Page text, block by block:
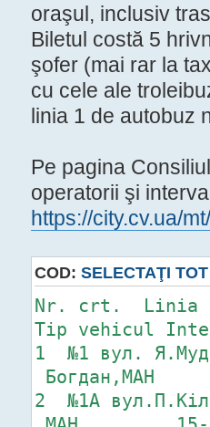
oraşul, inclusiv
Biletul costă 5
şofer (mai rar la
cu cele ale
linia 1 de autobuz
Pe pagina
operatorii şi
https://city.cv.ua/
COD: SELECTAŢI TOT
Nr. crt.
Tip vehicul
1 №1 вул.
Богдан,МАН
2 №1А